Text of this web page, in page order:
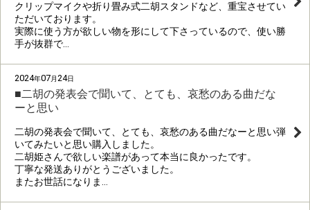
クリップマイクや折り畳み式二胡スタンドなど、重宝させてい
ただいております。
実際に使う方が欲しい物を形にして下さっているので、使い勝
手が抜群で…
2024年07月24日
■二胡の発表会で聞いて、とても、哀愁のある曲だな
ーと思い
二胡の発表会で聞いて、とても、哀愁のある曲だなーと思い弾
いてみたいと思い購入しました。
二胡姫さんで欲しい楽譜があって本当に良かったです。
丁寧な発送ありがとうございました。
またお世話になりま…